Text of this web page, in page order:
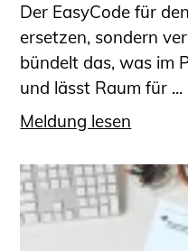
Der EasyCode für
ersetzen, sondern
bündelt das, was im
und lässt Raum für ...
Meldung lesen